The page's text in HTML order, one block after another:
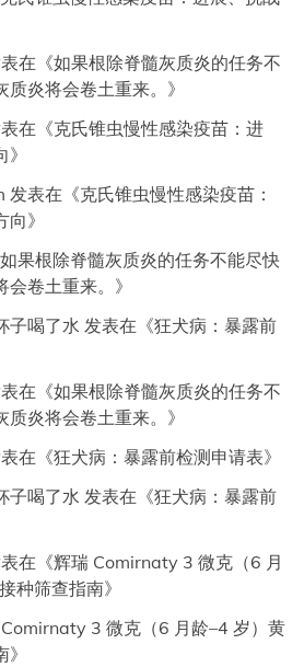
在《如果根除脊髓灰质炎的任务不
炎将会卷土重来。 》
在《克氏锥虫慢性感染疫苗：进
》
发表在《克氏锥虫慢性感染疫苗：
向》
如果根除脊髓灰质炎的任务不能尽快
卷土重来。 》
子喝了水 发表在《狂犬病：暴露前
在《如果根除脊髓灰质炎的任务不
炎将会卷土重来。 》
在《狂犬病：暴露前检测申请表》
子喝了水 发表在《狂犬病：暴露前
在《辉瑞 Comirnaty 3 微克（6 月
种筛查指南》
3 微克（6 月龄–4 岁）黄
》